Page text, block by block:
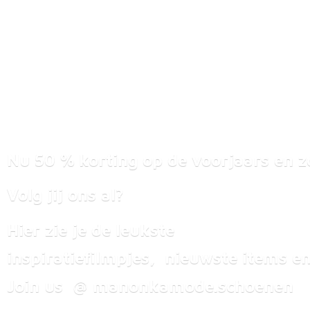
Nu 50 % korting op de voorjaars en
Volg jij ons al?
Hier zie je de leukste
inspiratiefilmpjes, nieuwste items
Join us @ manonkamode.schoenen